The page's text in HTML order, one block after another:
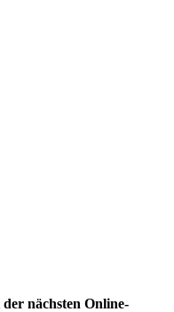
nächsten Online-